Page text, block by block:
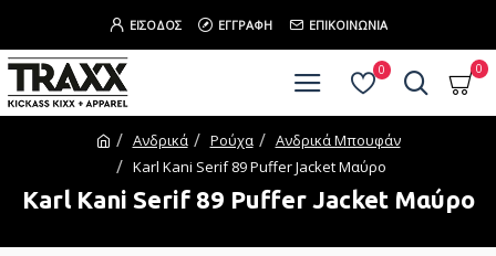
ΕΊΣΟΔΟΣ ΕΓΓΡΑΦΉ ΕΠΙΚΟΙΝΩΝΊΑ
0 0
Ανδρικά Ρούχα
Ανδρικά Μπουφάν
Karl Kani Serif 89 Puffer Jacket Μαύρο
Karl Kani Serif 89 Puffer Jacket Μαύρο